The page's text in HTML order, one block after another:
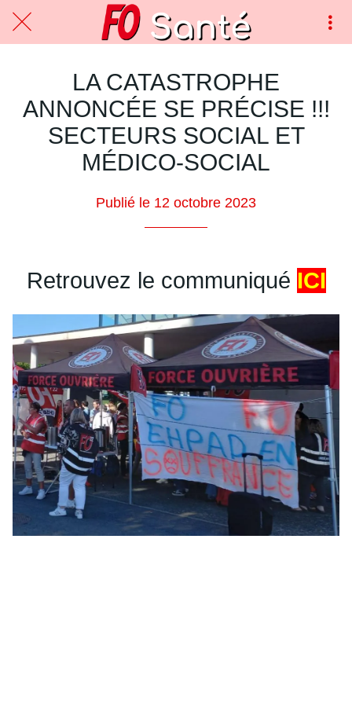
LA CATASTROPHE
ANNONCÉE SE PRÉCISE !!!
SECTEURS SOCIAL ET
MÉDICO-SOCIAL
Publié le 12 octobre 2023
Retrouvez le communiqué ICI